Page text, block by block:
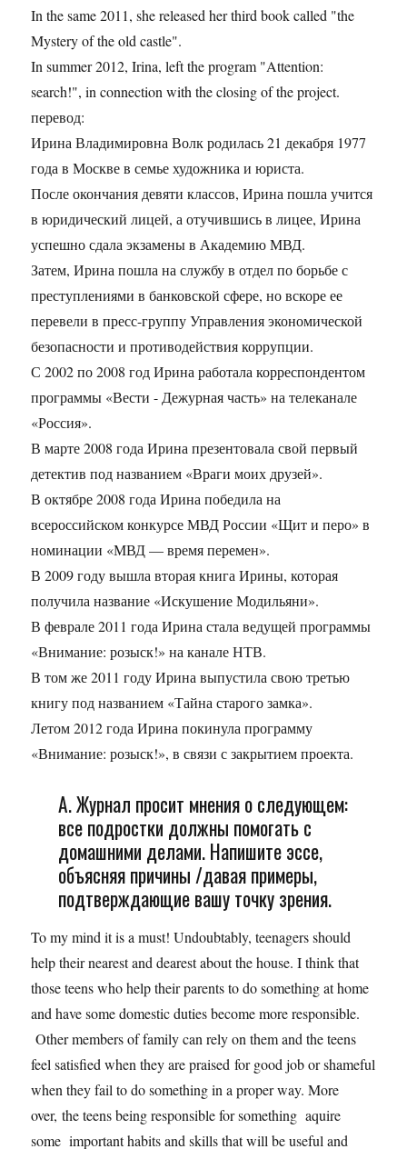
In the same 2011, she released her third book called "the
Mystery of the old castle".
In summer 2012, Irina, left the program "Attention:
search!", in connection with the closing of the project.
перевод:
Ирина Владимировна Волк родилась 21 декабря 1977
года в Москве в семье художника и юриста.
После окончания девяти классов, Ирина пошла учится
в юридический лицей, а отучившись в лицее, Ирина
успешно сдала экзамены в Академию МВД.
Затем, Ирина пошла на службу в отдел по борьбе с
преступлениями в банковской сфере, но вскоре ее
перевели в пресс-группу Управления экономической
безопасности и противодействия коррупции.
С 2002 по 2008 год Ирина работала корреспондентом
программы «Вести - Дежурная часть» на телеканале
«Россия».
В марте 2008 года Ирина презентовала свой первый
детектив под названием «Враги моих друзей».
В октябре 2008 года Ирина победила на
всероссийском конкурсе МВД России «Щит и перо» в
номинации «МВД — время перемен».
В 2009 году вышла вторая книга Ирины, которая
получила название «Искушение Модильяни».
В феврале 2011 года Ирина стала ведущей программы
«Внимание: розыск!» на канале НТВ.
В том же 2011 году Ирина выпустила свою третью
книгу под названием «Тайна старого замка».
Летом 2012 года Ирина покинула программу
«Внимание: розыск!», в связи с закрытием проекта.
А. Журнал просит мнения о следующем:
все подростки должны помогать с
домашними делами. Напишите эссе,
объясняя причины /давая примеры,
подтверждающие вашу точку зрения.
To my mind it is a must! Undoubtably, teenagers should
help their nearest and dearest about the house. I think that
those teens who help their parents to do something at home
and have some domestic duties become more responsible.
Other members of family can rely on them and the teens
feel satisfied when they are praised for good job or shameful
when they fail to do something in a proper way. More
over, the teens being responsible for something aquire
some important habits and skills that will be useful and